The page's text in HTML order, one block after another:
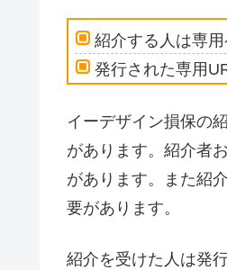
紹介する人は専
発行された専用
イーデザイン損保の
があります。紹介者
があります。また紹
要があります。
紹介を受けた人は発